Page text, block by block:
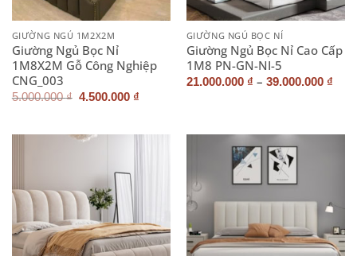
GIƯỜNG NGỦ 1M2X2M
Giường Ngủ Bọc Nỉ
1M8X2M Gỗ Công Nghiệp
CNG_003
5.000.000₫ Giá
4.500.000 ₫
GIƯỜNG NGỦ BỌC NỈ
Giường Ngủ Bọc Nỉ Cao Cấp
1M8 PN-GN-NI-5
21.000.000 ₫ – 39.000.000 ₫